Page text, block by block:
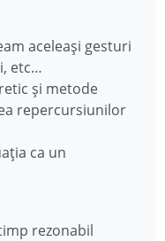
aceleași gesturi
etc…
și metode
repercursiunilor
ca un
rezonabil